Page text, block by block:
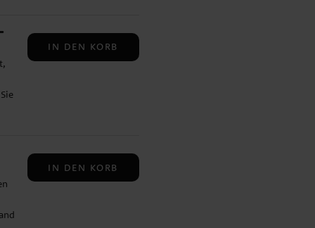
IN DEN KORB
IN DEN KORB